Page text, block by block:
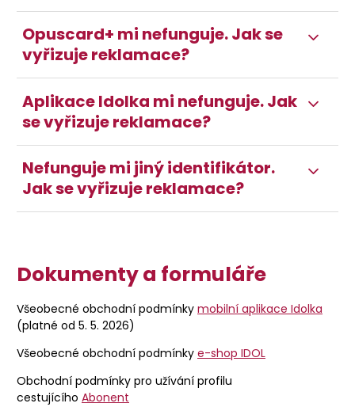
Opuscard+ mi nefunguje. Jak se
vyřizuje reklamace?
Aplikace Idolka mi nefunguje. Jak
se vyřizuje reklamace?
Nefunguje mi jiný identifikátor.
Jak se vyřizuje reklamace?
Dokumenty a formuláře
Všeobecné obchodní podmínky mobilní aplikace Idolka
(platné od 5. 5. 2026)
Všeobecné obchodní podmínky e-shop IDOL
Obchodní podmínky pro užívání profilu
cestujícího Abonent